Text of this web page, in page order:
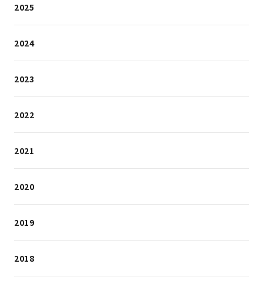
2025
2024
2023
2022
2021
2020
2019
2018